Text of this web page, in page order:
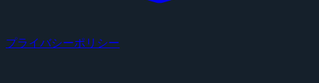
プライバシーポリシー